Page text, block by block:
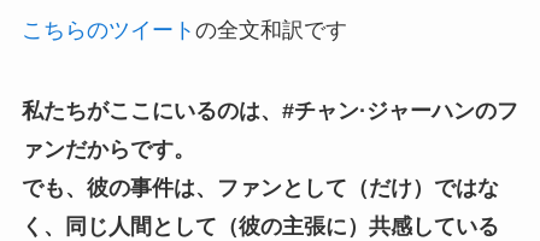
こちらのツイート の全文和訳です
私たちがここにいるのは、#チャン·ジャーハンのフ
ァンだからです。
でも、彼の事件は、ファンとして（だけ）ではな
く、同じ人間として（彼の主張に）共感している